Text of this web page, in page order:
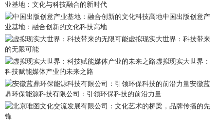
业基地：文化与科技融合的新时代
中国出版创意产
业基地：融合创新的文化科技高地
虚拟现实大世界：科技带来
的无限可能
虚拟现实大世界：
科技赋能媒体产业的未来之路
安徽蓝
鼎环保能源科技有限公司：引领环保科技的前沿力量